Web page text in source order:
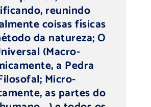
reunindo
coisas físicas
da natureza; O
(Macro-
a Pedra
; Micro-
as partes do